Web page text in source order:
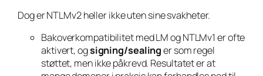
Dog er NTLMv2 heller ikke uten sine svakheter.
Bakoverkompatibilitet med LM og NTLMv1 er ofte
aktivert, ogsigning/sealinger som regel
støttet, men ikke påkrevd. Resultatet er at